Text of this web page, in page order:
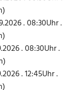
. 08:30Uhr .
. 08:30Uhr .
. 12:45Uhr .